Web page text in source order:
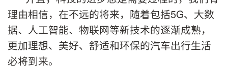
理由相信，在不远的将来，随着包括5G、大数
据、人工智能、物联网等新技术的逐渐成熟，
更加理想、美好、舒适和环保的汽车出行生活
必将到来。